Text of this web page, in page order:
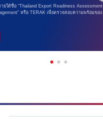
ยใต้ชื่อ “Thailand Export Readiness Assessment
หรือ TERAK เพื่อตรวจสอบความพร้อมของ